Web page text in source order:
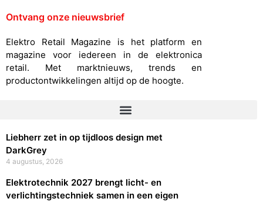
Ontvang onze nieuwsbrief
Elektro Retail Magazine is het platform en
magazine voor iedereen in de elektronica
retail. Met marktnieuws, trends en
productontwikkelingen altijd op de hoogte.
Liebherr zet in op tijdloos design met
DarkGrey
4 augustus, 2026
Elektrotechnik 2027 brengt licht- en
verlichtingstechniek samen in een eigen